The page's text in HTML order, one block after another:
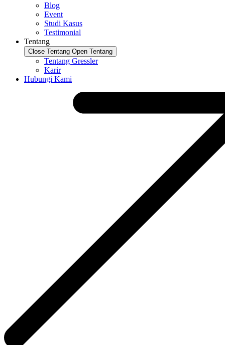
Blog
Event
Studi Kasus
Testimonial
Tentang
Close Tentang Open Tentang
Tentang Gressler
Karir
Hubungi Kami